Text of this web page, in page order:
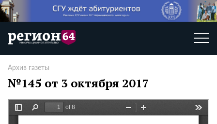
Архив газеты
№145 от 3 октября 2017